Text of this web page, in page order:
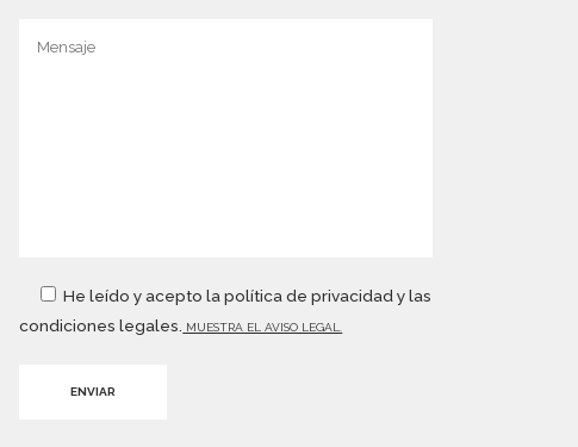
He leído y acepto la política de privacidad y las
condiciones legales.
MUESTRA EL AVISO LEGAL.